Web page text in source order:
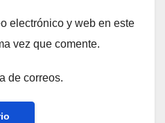
electrónico y web en este
vez que comente.
de correos.